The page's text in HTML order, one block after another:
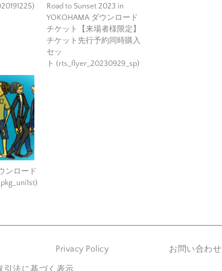
Road to Sunset 2023 in
YOKOHAMA ダウンロード
チケット【来場者様限定】
チケット先行予約同時購入
セッ
ト (rts_flyer_20230929_sp)
ンロード
Privacy Policy お問い合わせ